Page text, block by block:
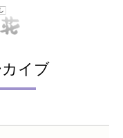
カイブ